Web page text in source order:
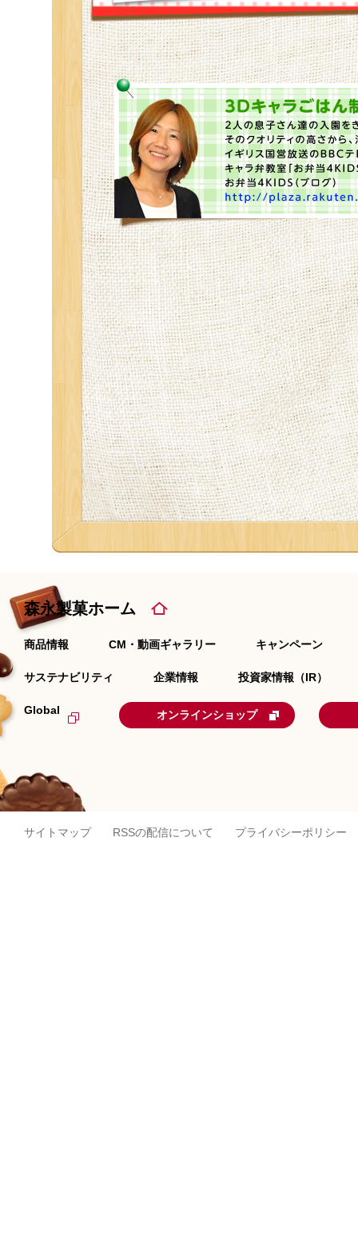
森永製菓ホーム
商品情報 CM・動画ギャラリー キャンペーン
サステナビリティ 企業情報 投資家情報（IR）
Global オンラインショップ
サイトマップ RSSの配信について プライバシーポリシー